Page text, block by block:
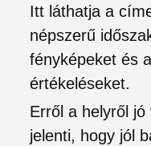
Itt láthatja a
népszerű
fényképeket és
értékeléseket.
Erről a helyről
jelenti, hogy jól